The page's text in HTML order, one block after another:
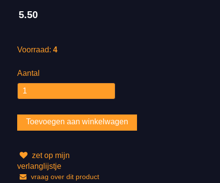
5.50
Voorraad: 4
Aantal
zet op mijn
verlanglijstje
vraag over dit product